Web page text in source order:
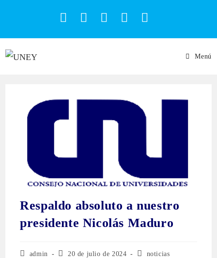
Menú
Respaldo absoluto a nuestro
presidente Nicolás Maduro
admin 20 de julio de 2024 noticias